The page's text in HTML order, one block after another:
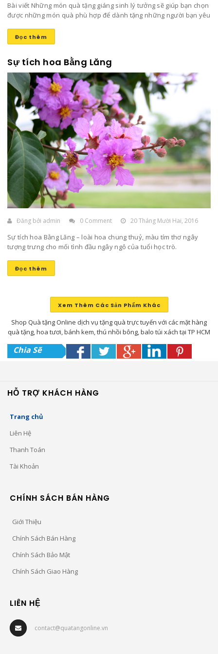
Bài viết Những món quà tặng giáng sinh lý tưởng sẽ giúp bạn chọn
được những món quà phù hợp để dành tặng những người bạn yêu
này nhé!
Đọc thêm
Sự tích hoa Bằng Lăng
Đăng bởi admin 0 Comment 20 Tháng Mười Hai, 2016
Sự tích hoa Bằng Lăng – loài hoa chung thuỷ, màu tím thơ ngây
tượng trưng cho mối tình đầu ngây ngô của tuổi học trò.
Đọc thêm
Xem Thêm Các Sản Phẩm Khác
Shop Quà tặng Online dịch vụ tặng quà trực tuyến với các mặt hàng
quà tặng, hoa tươi, bánh kem, thú nhồi bông, balo túi xách tại TP HCM
Chia Sẽ
HỖ TRỢ KHÁCH HÀNG
Trang chủ
Liên Hệ
Thanh Toán
Tài Khoản
CHÍNH SÁCH BÁN HÀNG
Giới Thiệu
Chính Sách Bán Hàng
Chính Sách Bảo Mật
Chính Sách Giao Hàng
LIÊN HỆ
contact@quatangonline.vn